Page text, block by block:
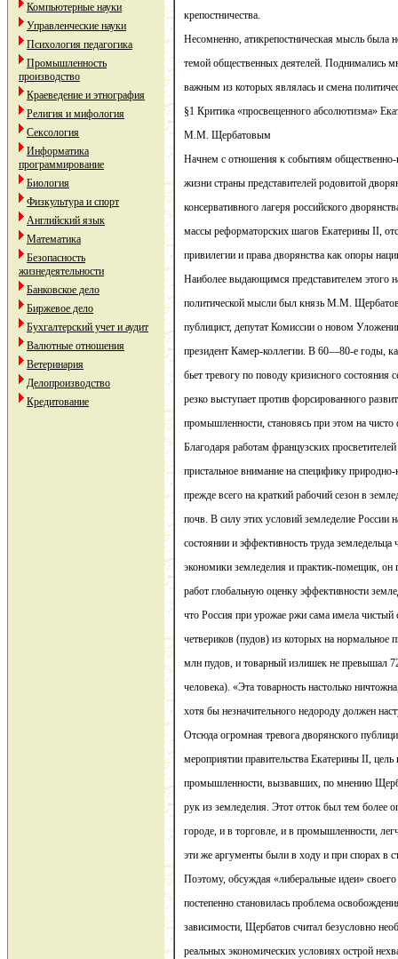
Компьютерные науки
Управленческие науки
Психология педагогика
Промышленность
производство
Краеведение и этнография
Религия и мифология
Сексология
Информатика
программирование
Биология
Физкультура и спорт
Английский язык
Математика
Безопасность
жизнедеятельности
Банковское дело
Биржевое дело
Бухгалтерский учет и аудит
Валютные отношения
Ветеринария
Делопроизводство
Кредитование
крепостничества.
Несомненно, атикрепостническая мысль была
темой общественных деятелей. Поднимались
важным из которых являлась и смена
§1 Критика «просвещенного абсолютизма»
М.М. Щербатовым
Начнем с отношения к событиям общественно-
жизни страны представителей родовитой
консервативного лагеря российского
массы реформаторских шагов Екатерины II,
привилегии и права дворянства как опоры
Наиболее выдающимся представителем этого
политической мысли был князь М.М.
публицист, депутат Комиссии о новом
президент Камер-коллегии. В 60—80-е годы,
бьет тревогу по поводу кризисного состояния
резко выступает против форсированного
промышленности, становясь при этом на чисто
Благодаря работам французских
пристальное внимание на специфику
прежде всего на краткий рабочий сезон в
почв. В силу этих условий земледелие России
состоянии и эффективность труда
экономики земледелия и практик-помещик, он
работ глобальную оценку эффективности
что Россия при урожае ржи сама имела
четвериков (пудов) из которых на нормальное
млн пудов, и товарный излишек не превышал
человека). «Эта товарность настолько
хотя бы незначительного недороду должен
Отсюда огромная тревога дворянского
мероприятии правительства Екатерины II,
промышленности, вызвавших, по мнению
рук из земледелия. Этот отток был тем более
городе, и в торговле, и в промышленности,
эти же аргументы были в ходу и при спорах в
Поэтому, обсуждая «либеральные идеи»
постепенно становилась проблема
зависимости, Щербатов считал безусловно
реальных экономических условиях острой